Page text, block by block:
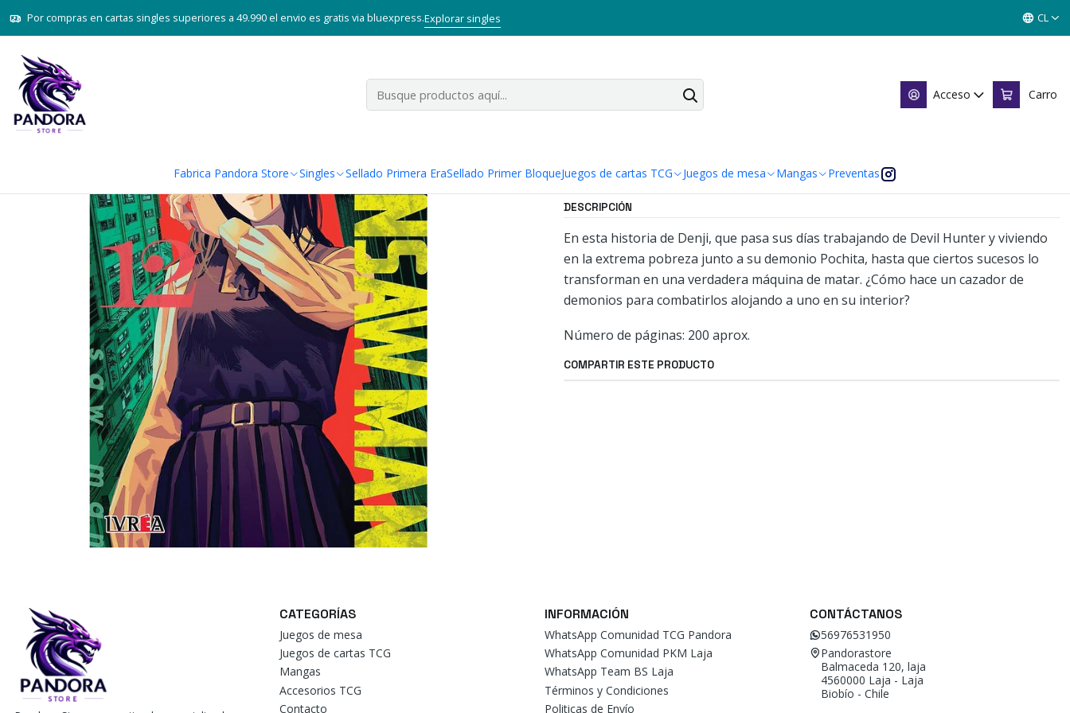
Acceso Carro
Fabrica Pandora Store Singles Sellado Primera EraSellado Primer BloqueJuegos de cartas TCG Juegos de mesa Mangas Preventas
Por compras en cartas singles superiores a 49.990 el envio es gratis via bluexpress.Explorar singles CL
Inicio Mangas
Chainsaw Man 12
Mostrar stock de ubicaciones
DESCRIPCIÓN
En esta historia de Denji, que pasa sus días trabajando de Devil Hunter y viviendo
en la extrema pobreza junto a su demonio Pochita, hasta que ciertos sucesos lo
transforman en una verdadera máquina de matar. ¿Cómo hace un cazador de
demonios para combatirlos alojando a uno en su interior?
Número de páginas: 200 aprox.
COMPARTIR ESTE PRODUCTO
CATEGORÍAS
Juegos de mesa
Juegos de cartas TCG
Mangas
Accesorios TCG
Contacto
INFORMACIÓN
WhatsApp Comunidad TCG Pandora
WhatsApp Comunidad PKM Laja
WhatsApp Team BS Laja
Términos y Condiciones
Politicas de Envío
CONTÁCTANOS
56976531950
Pandorastore
Balmaceda 120, laja
4560000 Laja - Laja
Biobío - Chile